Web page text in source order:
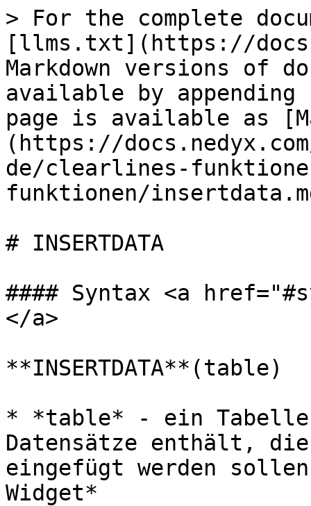
> For the complete
[llms.txt](https://
Markdown versions of
available by
page is available as
(https://
de/clearlines-
funktionen/
# INSERTDATA
#### Syntax <a
</a>
**INSERTDATA**(table)
* *table* - ein
Datensätze enthält,
eingefügt werden
Widget*